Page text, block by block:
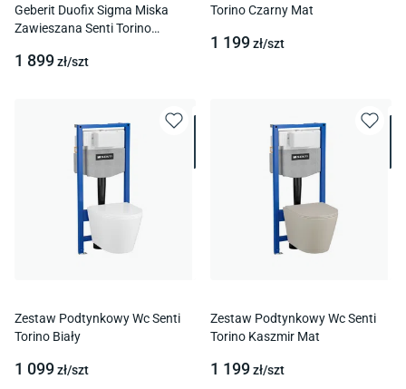
Geberit Duofix Sigma Miska
Zawieszana Senti Torino
1 899zł/szt
Torino Czarny Mat
1 199zł/szt
Zestaw Podtynkowy Wc Senti
Torino Biały
1 099zł/szt
Zestaw Podtynkowy Wc Senti
Torino Kaszmir Mat
1 199zł/szt